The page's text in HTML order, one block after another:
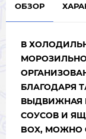
ОБЗОР
В
БЛАГОДАРЯ
ВЫДВИЖНАЯ
СОУСОВ И
BOX, МОЖНО